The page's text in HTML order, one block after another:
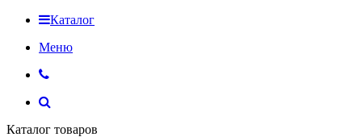
Каталог
Меню
Каталог товаров